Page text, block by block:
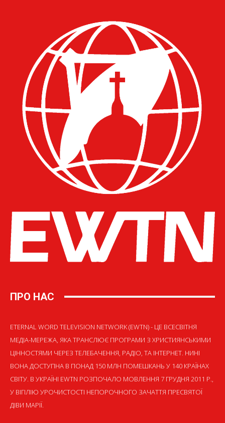
ПРО НАС
ETERNAL WORD TELEVISION NETWORK (EWTN) - ЦЕ ВСЕСВІТНЯ
МЕДІА-МЕРЕЖА, ЯКА ТРАНСЛЮЄ ПРОГРАМИ З ХРИСТИЯНСЬКИМИ
ЦІННОСТЯМИ ЧЕРЕЗ ТЕЛЕБАЧЕННЯ, РАДІО, ТА ІНТЕРНЕТ. НИНІ
ВОНА ДОСТУПНА В ПОНАД 150 МЛН ПОМЕШКАНЬ У 140 КРАЇНАХ
СВІТУ. В УКРАЇНІ EWTN РОЗПОЧАЛО МОВЛЕННЯ 7 ГРУДНЯ 2011 Р.,
У ВІГІЛІЮ УРОЧИСТОСТІ НЕПОРОЧНОГО ЗАЧАТТЯ ПРЕСВЯТОЇ
ДІВИ МАРІЇ.